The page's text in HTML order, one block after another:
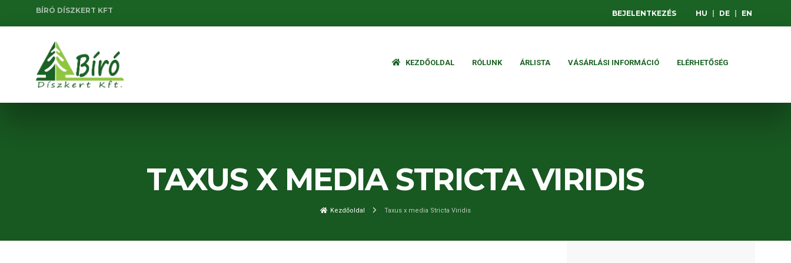
BÍRÓ DÍSZKERT KFT BEJELENTKEZÉS HU DE EN
KEZDŐOLDAL RÓLUNK ÁRLISTA VÁSÁRLÁSI INFORMÁCIÓ ELÉRHETŐSÉG
TAXUS X MEDIA STRICTA VIRIDIS
Kezdőoldal Taxus x media Stricta Viridis